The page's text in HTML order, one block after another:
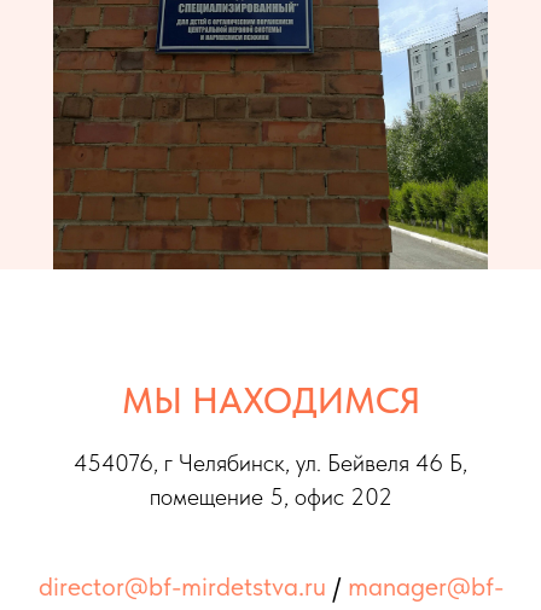
МЫ НАХОДИМСЯ
454076, г Челябинск, ул. Бейвеля 46 Б,
помещение 5, офис 202
director@bf-mirdetstva.ru / manager@bf-